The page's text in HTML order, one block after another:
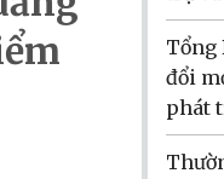
Tổng
đổi
phát